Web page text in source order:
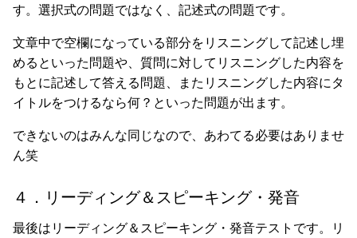
す。選択式の問題ではなく、記述式の問題です。
文章中で空欄になっている部分をリスニングして記述し埋
めるといった問題や、質問に対してリスニングした内容を
もとに記述して答える問題、またリスニングした内容にタ
イトルをつけるなら何？といった問題が出ます。
できないのはみんな同じなので、あわてる必要はありませ
ん笑
４．リーディング＆スピーキング・発音
最後はリーディング＆スピーキング・発音テストです。リ